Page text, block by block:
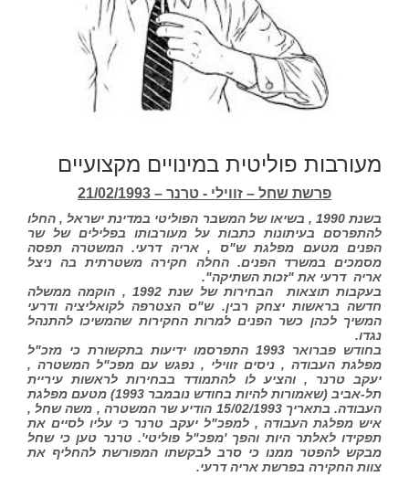
מעורבות פוליטית במינויים מקצועיים
פרשת שחל – זווילי - טרנר – 21/02/1993
בשנת 1990 , בשיאו של המשבר הפוליטי במדינת ישראל , החלו
להתפרסם בעיתונות כתבות על מעורבותו בפלילים של שר
הפנים מטעם מפלגת ש"ס , אריה דרעי. המשטרה תפסה
מסמכים במשרד הפנים. החלה חקירה משטרתית בה ניצל
אריה דרעי את "זכות השתיקה".
בעקבות תוצאות הבחירות של שנת 1992 , הוקמה ממשלה
חדשה בראשות יצחק רבין. ש"ס הצטרפה לקואליציה ודרעי
המשיך לכהן כשר הפנים למרות החקירות שהמשיכו להתנהל
נגדו.
בחודש פברואר 1993 התפרסמו ידיעות בתקשורת כי מזכ"ל
מפלגת העבודה , ניסים זווילי , נפגש עם מפכ"ל המשטרה ,
יעקב טרנר , והציע לו להתמודד בבחירות לראשות עיריית
תל-אביב (שאמורות להיות בחודש נובמבר 1993) מטעם מפלגת
העבודה. בתאריך 15/02/1993 הודיע שר המשטרה , משה שחל ,
איש מפלגת העבודה , למפכ"ל יעקב טרנר כי עליו לסיים את
תפקידו לאלתר היות והפך 'מפכ"ל פוליטי'. טרנר טען כי שחל
מבקש להפטר ממנו כי סרב לבקשתו המפורשת להחליף את
צוות החקירה בפרשת אריה דרעי.